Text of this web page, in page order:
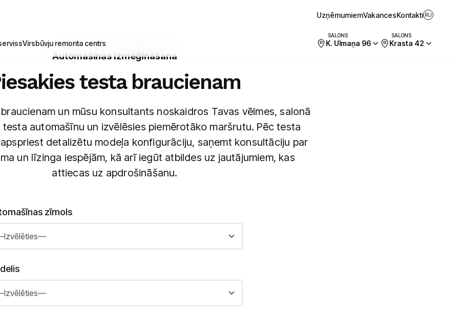
UzņēmumiemVakancesKontakti RU
Virsbūvju remonta centrs
SALONS
K. Ulmaņa 96
SALONS
Krasta 42
Automašīnas izmēģināšana
testa braucienam
un mūsu konsultants noskaidros Tavas vēlmes, salonā
automašīnu un izvēlēsies piemērotāko maršrutu. Pēc testa
detalizētu modeļa konfigurāciju, saņemt konsultāciju par
un līzinga iespējām, kā arī iegūt atbildes uz jautājumiem, kas
attiecas uz apdrošināšanu.
zīmols